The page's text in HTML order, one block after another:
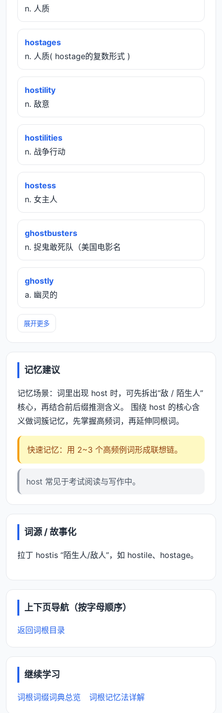
n. 人质
hostages
n. 人质( hostage的复数形式 )
hostility
n. 敌意
hostilities
n. 战争行动
hostess
n. 女主人
ghostbusters
n. 捉鬼敢死队（美国电影名
ghostly
a. 幽灵的
展开更多
记忆建议
记忆场景：词里出现 host 时，可先拆出“敌 / 陌生人”
核心，再结合前后缀推测含义。 围绕 host 的核心含
义做词簇记忆，先掌握高频词，再延伸同根词。
快速记忆：用 2~3 个高频例词形成联想链。
host 常见于考试阅读与写作中。
词源 / 故事化
拉丁 hostis “陌生人/敌人”，如 hostile、hostage。
上下页导航（按字母顺序）
返回词根目录
继续学习
词根词缀词典总览 词根记忆法详解